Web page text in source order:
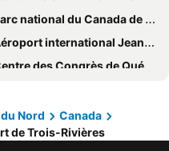
national du Canada de la Mauricie
international Jean-Lesage de Québec
des Congrès de Québec
District of Old Quebec
des Congrès de Montreal
Nord
Canada
de Trois-Rivières